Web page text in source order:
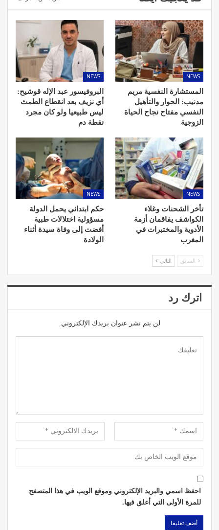
NEWS
المستشارة النفسية مريم
مدنيب: الحوار والتأهيل
النفسي مفتاح نجاح الحياة
الزوجية
NEWS
البروفيسور عبد الإله قوشيح:
أي نزيف بعد انقطاع الطمث
ليس طبيعيا ولو كان مجرد
نقطة دم
NEWS
تأخر الشحنات وغلاء
الكواشف يفاقمان أزمة
الأدوية والمختبرات في
المغرب
NEWS
حكم ابتدائي يحمل الدولة
مسؤولية اختلالات طبية
أفضت إلى وفاة سيدة أثناء
الولادة
السابق التالي
اترك رد
لن يتم نشر عنوان بريدك الإلكتروني.
احفظ اسمي والبريد الإلكتروني وموقع الويب في هذا المتصفح
للمرة الأولى التي أعلق فيها.